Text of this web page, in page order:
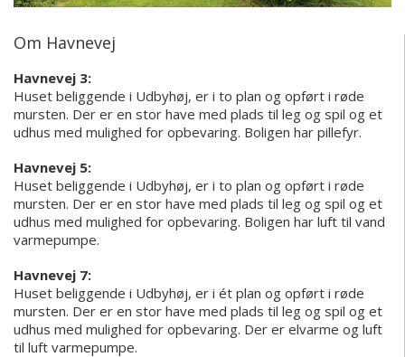
Om Havnevej
Havnevej 3:
Huset beliggende i Udbyhøj, er i to plan og opført i røde
mursten. Der er en stor have med plads til leg og spil og et
udhus med mulighed for opbevaring. Boligen har pillefyr.
Havnevej 5:
Huset beliggende i Udbyhøj, er i to plan og opført i røde
mursten. Der er en stor have med plads til leg og spil og et
udhus med mulighed for opbevaring. Boligen har luft til vand
varmepumpe.
Havnevej 7:
Huset beliggende i Udbyhøj, er i ét plan og opført i røde
mursten. Der er en stor have med plads til leg og spil og et
udhus med mulighed for opbevaring. Der er elvarme og luft
til luft varmepumpe.